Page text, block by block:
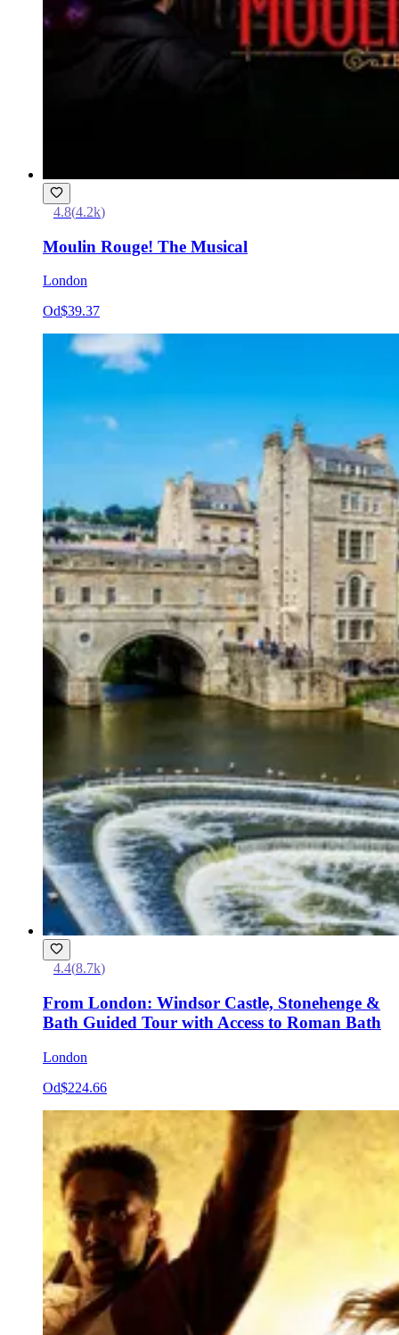
4.8(4.2k)
Moulin Rouge! The Musical
London
Od$39.37
4.4(8.7k)
From London: Windsor Castle, Stonehenge &
Bath Guided Tour with Access to Roman Bath
London
Od$224.66